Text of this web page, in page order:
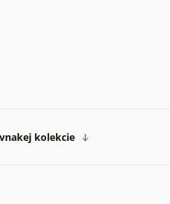
kolekcie